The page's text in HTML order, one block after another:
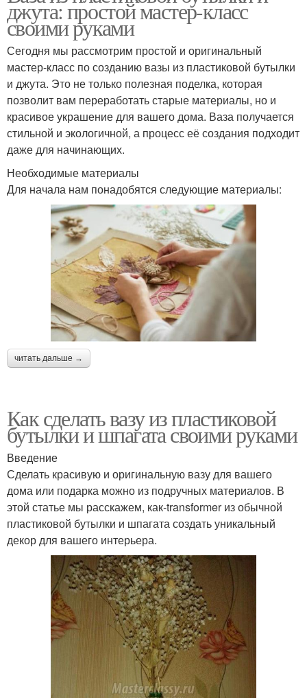
джута: простой мастер-класс
своими руками
Сегодня мы рассмотрим простой и оригинальный
мастер-класс по созданию вазы из пластиковой бутылки
и джута. Это не только полезная поделка, которая
позволит вам переработать старые материалы, но и
красивое украшение для вашего дома. Ваза получается
стильной и экологичной, а процесс её создания подходит
даже для начинающих.
Необходимые материалы
Для начала нам понадобятся следующие материалы:
читать дальше →
Как сделать вазу из пластиковой
бутылки и шпагата своими руками
Введение
Сделать красивую и оригинальную вазу для вашего
дома или подарка можно из подручных материалов. В
этой статье мы расскажем, как-transformer из обычной
пластиковой бутылки и шпагата создать уникальный
декор для вашего интерьера.